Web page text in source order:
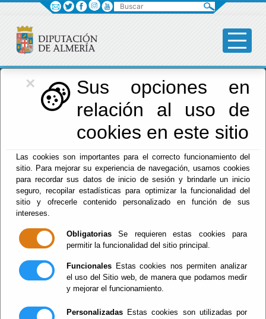
×
Sus opciones en
relación al uso de
cookies en este sitio
Las cookies son importantes para el correcto funcionamiento del
sitio. Para mejorar su experiencia de navegación, usamos cookies
para recordar sus datos de inicio de sesión y brindarle un inicio
seguro, recopilar estadísticas para optimizar la funcionalidad del
sitio y ofrecerle contenido personalizado en función de sus
intereses.
Obligatorias Se requieren estas cookies para
permitir la funcionalidad del sitio principal.
Funcionales Estas cookies nos permiten analizar
el uso del Sitio web, de manera que podamos medir
y mejorar el funcionamiento.
Personalizadas Estas cookies son utilizadas por
Diputación
Menú Diputación
Escuchar
EXCURSIÓN
ACAMPADA EN EL
RÍO.
Del : 10/08/2026 Al: 19/08/2026
Perido: 08 - Agosto
Tipo: Infantil y Juvenil
Ver evento
SENDERO EL
Buscar